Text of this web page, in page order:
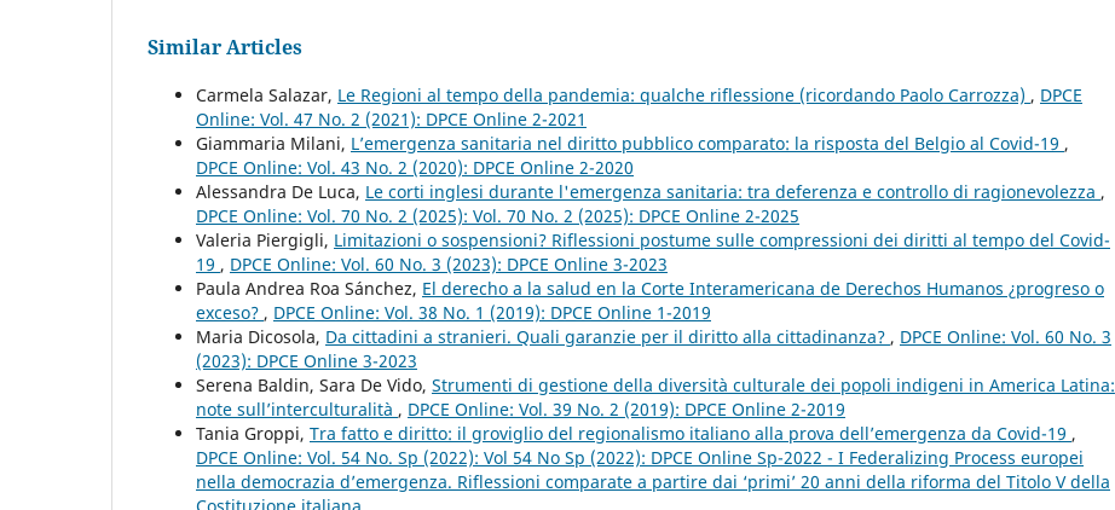
Similar Articles
Carmela Salazar, Le Regioni al tempo della pandemia: qualche riflessione (ricordando Paolo Carrozza) , DPCE
Online: Vol. 47 No. 2 (2021): DPCE Online 2-2021
Giammaria Milani, L’emergenza sanitaria nel diritto pubblico comparato: la risposta del Belgio al Covid-19 ,
DPCE Online: Vol. 43 No. 2 (2020): DPCE Online 2-2020
Alessandra De Luca, Le corti inglesi durante l'emergenza sanitaria: tra deferenza e controllo di ragionevolezza ,
DPCE Online: Vol. 70 No. 2 (2025): Vol. 70 No. 2 (2025): DPCE Online 2-2025
Valeria Piergigli, Limitazioni o sospensioni? Riflessioni postume sulle compressioni dei diritti al tempo del Covid-
19 , DPCE Online: Vol. 60 No. 3 (2023): DPCE Online 3-2023
Paula Andrea Roa Sánchez, El derecho a la salud en la Corte Interamericana de Derechos Humanos ¿progreso o
exceso? , DPCE Online: Vol. 38 No. 1 (2019): DPCE Online 1-2019
Maria Dicosola, Da cittadini a stranieri. Quali garanzie per il diritto alla cittadinanza? , DPCE Online: Vol. 60 No. 3
(2023): DPCE Online 3-2023
Serena Baldin, Sara De Vido, Strumenti di gestione della diversità culturale dei popoli indigeni in America Latina:
note sull’interculturalità , DPCE Online: Vol. 39 No. 2 (2019): DPCE Online 2-2019
Tania Groppi, Tra fatto e diritto: il groviglio del regionalismo italiano alla prova dell’emergenza da Covid-19 ,
DPCE Online: Vol. 54 No. Sp (2022): Vol 54 No Sp (2022): DPCE Online Sp-2022 - I Federalizing Process europei
nella democrazia d’emergenza. Riflessioni comparate a partire dai ‘primi’ 20 anni della riforma del Titolo V della